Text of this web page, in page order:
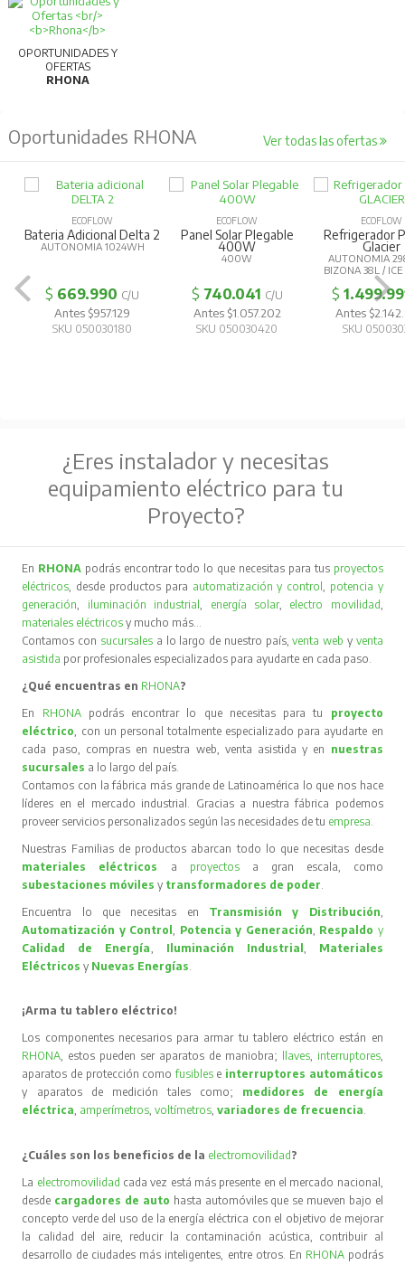
OPORTUNIDADES Y
OFERTAS
RHONA
Oportunidades RHONA Ver todas las ofertas
ECOFLOW
Bateria Adicional Delta 2
AUTONOMIA 1024WH
$ 669.990 C/U
Antes $957.129
SKU 050030180
ECOFLOW
Panel Solar Plegable
400W
400W
$ 740.041 C/U
Antes $1.057.202
SKU 050030420
ECOFLOW
Refrigerador
Glacier
AUTONOMIA
BIZONA 38L /
$
Antes
SKU
¿Eres instalador y necesitas
equipamiento eléctrico para tu
Proyecto?
En RHONA podrás encontrar todo lo que necesitas para tus proyectos
eléctricos, desde productos para automatización y control, potencia y
generación, iluminación industrial, energía solar, electro movilidad,
materiales eléctricos y mucho más…
Contamos con sucursales a lo largo de nuestro país,venta web y venta
asistida por profesionales especializados para ayudarte en cada paso.
¿Qué encuentras en RHONA?
En RHONA podrás encontrar lo que necesitas para tu proyecto
eléctrico, con un personal totalmente especializado para ayudarte en
cada paso, compras en nuestra web, venta asistida y en nuestras
sucursales a lo largo del país.
Contamos con la fábrica más grande de Latinoamérica lo que nos hace
líderes en el mercado industrial. Gracias a nuestra fábrica podemos
proveer servicios personalizados según las necesidades de tu empresa.
Nuestras Familias de productos abarcan todo lo que necesitas desde
materiales eléctricos
a proyectos
a gran escala, como
subestaciones móvilesy transformadores de poder.
Encuentra lo que necesitas en Transmisión y Distribución,
Automatización y Control, Potencia y Generación, Respaldo y
Calidad de Energía, Iluminación Industrial , Materiales
Eléctricos y Nuevas Energías.
¡Arma tu tablero eléctrico!
Los componentes necesarios para armar tu tablero eléctrico están en
RHONA, estos pueden ser aparatos de maniobra; llaves, interruptores,
aparatos de protección comofusibles e interruptores automáticos
y aparatos de medición tales como; medidores de energía
eléctrica, amperímetros,voltímetros,variadores de frecuencia.
¿Cuáles son los beneficios de la electromovilidad ?
La electromovilidad cada vez está más presente en el mercado nacional,
desde cargadores de auto hasta automóviles que se mueven bajo el
concepto verde del uso de la energía eléctrica con el objetivo de mejorar
la calidad del aire, reducir la contaminación acústica, contribuir al
desarrollo de ciudades más inteligentes, entre otros. En RHONA podrás